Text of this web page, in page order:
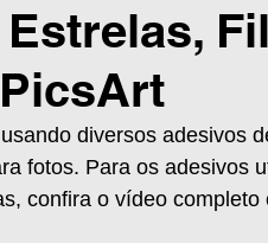
Vídeos no Celular
diversos adesivos
fotos. Para os adesivos
confira o vídeo completo